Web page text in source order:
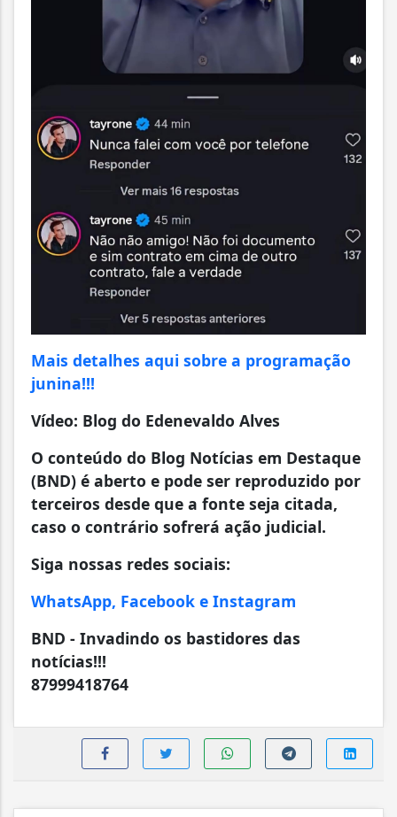
Mais detalhes aqui sobre a programação
junina!!!
Vídeo: Blog do Edenevaldo Alves
O conteúdo do Blog Notícias em Destaque
(BND) é aberto e pode ser reproduzido por
terceiros desde que a fonte seja citada,
caso o contrário sofrerá ação judicial.
Siga nossas redes sociais:
WhatsApp, Facebook e Instagram
BND - Invadindo os bastidores das
notícias!!!
87999418764